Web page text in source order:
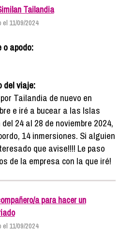
Tailandia
el 11/09/2024
o apodo:
del viaje:
Tailandia de nuevo en
e iré a bucear a las Islas
24 al 28 de noviembre 2024,
14 inmersiones. Si alguien
que avise!!!! Le paso
de la empresa con la que iré!
a para hacer un
el 11/09/2024